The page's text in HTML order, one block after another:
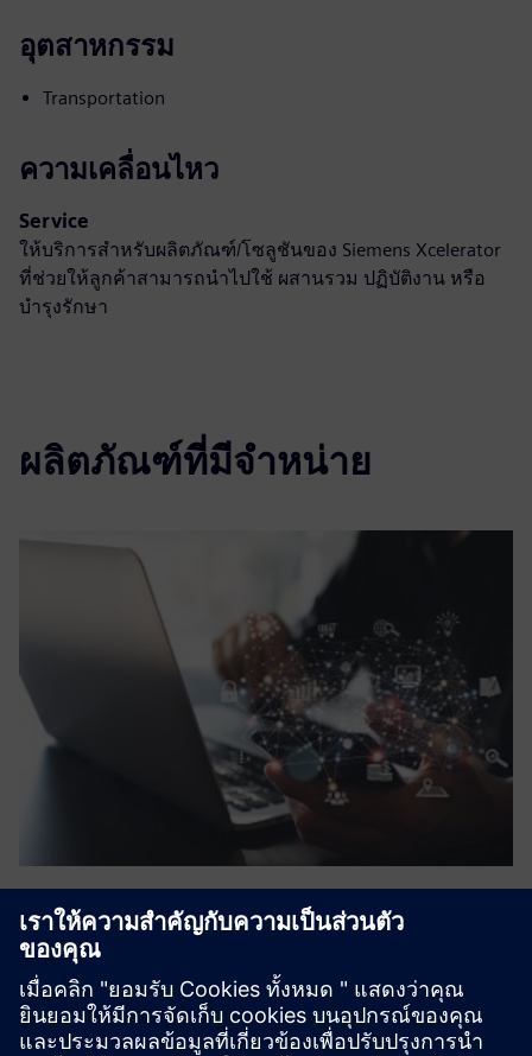
อุตสาหกรรม
Transportation
ความเคลื่อนไหว
Service
ให้บริการสำหรับผลิตภัณฑ์/โซลูชันของ Siemens Xcelerator
ที่ช่วยให้ลูกค้าสามารถนำไปใช้ ผสานรวม ปฏิบัติงาน หรือ
บำรุงรักษา
ผลิตภัณฑ์ที่มีจำหน่าย
Digital transformation
Eraneos drives and supports technology related strategy-
and implementation-projects in rail with focus on: - Digital
Asset Management - Automatic Train Operations - Digital
Customer Journey - Enterprise Automation -